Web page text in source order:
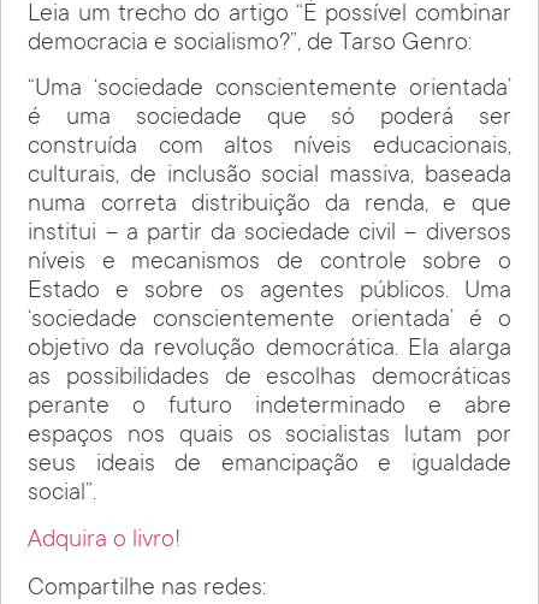
Leia um trecho do artigo “É possível combinar
democracia e socialismo?”, de Tarso Genro:
“Uma ‘sociedade conscientemente orientada’
é uma socieda­de que só poderá ser
construída com altos níveis educacionais,
culturais, de inclusão social massiva, baseada
numa correta distri­buição da renda, e que
institui – a partir da sociedade civil – diver­sos
níveis e mecanismos de controle sobre o
Estado e sobre os agentes públicos. Uma
‘sociedade conscientemente orientada’ é o
objetivo da revolução democrática. Ela alarga
as possibilidades de escolhas democráticas
perante o futuro indeterminado e abre
espaços nos quais os socialistas lutam por
seus ideais de emancipação e igualdade
social”.
Adquira o livro!
Compartilhe nas redes: